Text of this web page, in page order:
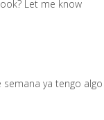
Let me know
semana ya tengo